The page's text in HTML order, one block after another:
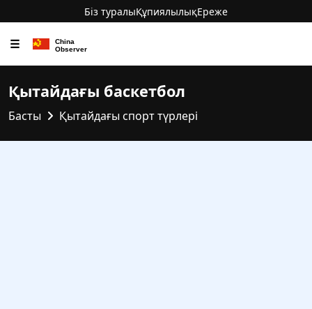
Біз туралыҚұпиялылықЕреже
☰
Қытайдағы баскетбол
Басты Қытайдағы спорт түрлері